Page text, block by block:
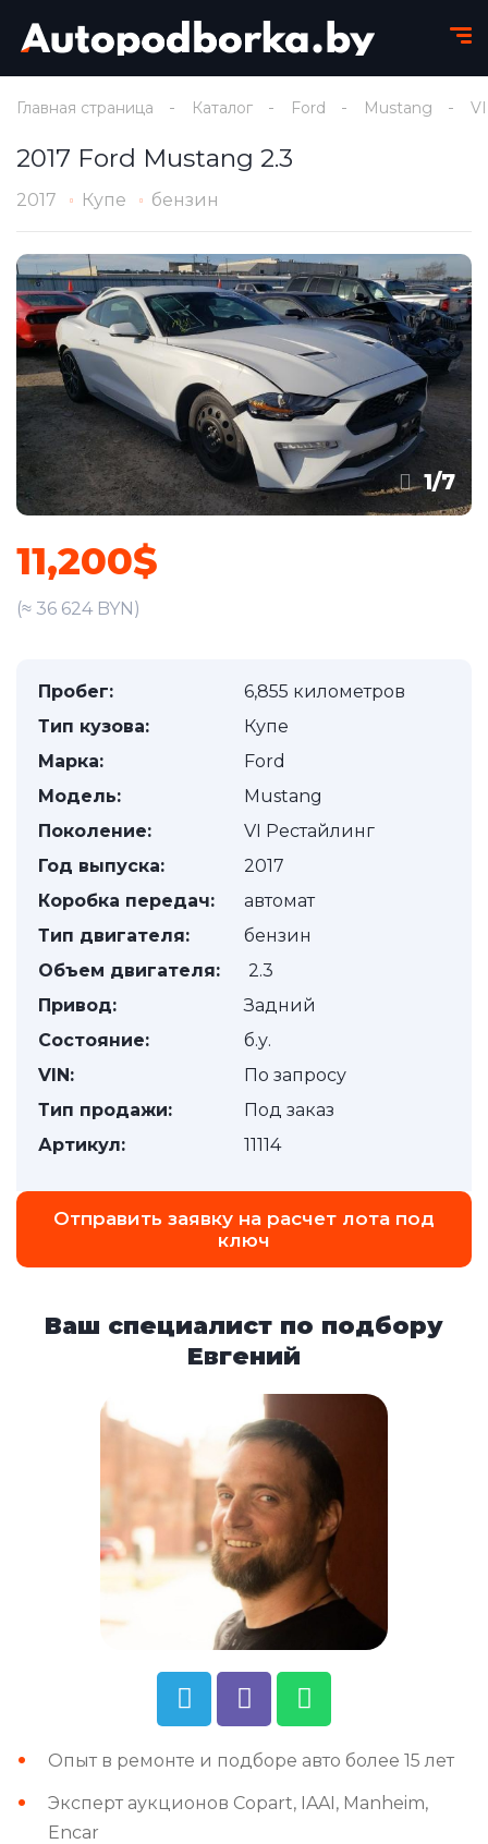
Главная страница Каталог Ford Mustang
2017 Ford Mustang 2.3
2017 Купе бензин
1/7
11,200$
(≈ 36 624 BYN)
Пробег:
6,855 километров
Тип кузова:
Купе
Марка:
Ford
Модель:
Mustang
Поколение:
VI Рестайлинг
Год выпуска:
2017
Коробка передач:
автомат
Тип двигателя:
бензин
Объем двигателя:
2.3
Привод:
Задний
Состояние:
б.у.
VIN:
По запросу
Тип продажи:
Под заказ
Артикул:
11114
Отправить заявку на расчет лота под
ключ
Ваш специалист по подбору
Евгений
Опыт в ремонте и подборе авто более 15 лет
Эксперт аукционов Copart, IAAI, Manheim,
Encar